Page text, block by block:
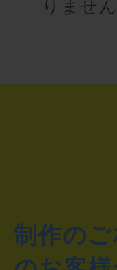
りませ
制作の